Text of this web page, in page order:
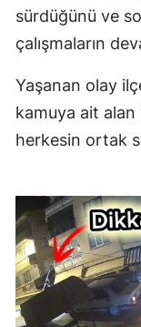
sürdüğünü ve
çalışmaların
Yaşanan olay
kamuya ait alan
herkesin ortak